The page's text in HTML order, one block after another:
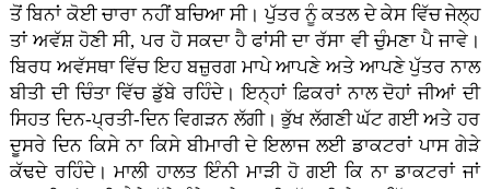
ਤੋਂ ਬਿਨਾਂ ਕੋਈ ਚਾਰਾ ਨਹੀਂ ਬਚਿਆ ਸੀ। ਪੁੱਤਰ ਨੂੰ ਕਤਲ ਦੇ ਕੇਸ ਵਿੱਚ ਜੇਲ੍ਹ
ਤਾਂ ਅਵੱਸ਼ ਹੋਣੀ ਸੀ, ਪਰ ਹੋ ਸਕਦਾ ਹੈ ਫਾਂਸੀ ਦਾ ਰੱਸਾ ਵੀ ਚੁੰਮਣਾ ਪੈ ਜਾਵੇ।
ਬਿਰਧ ਅਵੱਸਥਾ ਵਿੱਚ ਇਹ ਬਜ਼ੁਰਗ ਮਾਪੇ ਆਪਣੇ ਅਤੇ ਆਪਣੇ ਪੁੱਤਰ ਨਾਲ
ਬੀਤੀ ਦੀ ਚਿੰਤਾ ਵਿੱਚ ਡੁੱਬੇ ਰਹਿੰਦੇ। ਇਨ੍ਹਾਂ ਫ਼ਿਕਰਾਂ ਨਾਲ ਦੋਹਾਂ ਜੀਆਂ ਦੀ
ਸਿਹਤ ਦਿਨ-ਪ੍ਰਤੀ-ਦਿਨ ਵਿਗੜਨ ਲੱਗੀ। ਭੁੱਖ ਲੱਗਣੀ ਘੱਟ ਗਈ ਅਤੇ ਹਰ
ਦੂਸਰੇ ਦਿਨ ਕਿਸੇ ਨਾ ਕਿਸੇ ਬੀਮਾਰੀ ਦੇ ਇਲਾਜ ਲਈ ਡਾਕਟਰਾਂ ਪਾਸ ਗੇੜੇ
ਕੱਢਦੇ ਰਹਿੰਦੇ। ਮਾਲੀ ਹਾਲਤ ਇੰਨੀ ਮਾੜੀ ਹੋ ਗਈ ਕਿ ਨਾ ਡਾਕਟਰਾਂ ਜਾਂ